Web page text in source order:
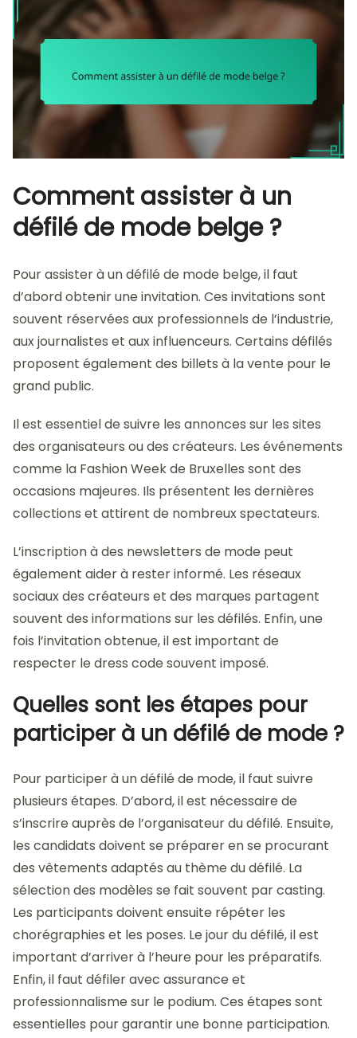
Comment assister à un
défilé de mode belge ?
Pour assister à un défilé de mode belge, il faut
d’abord obtenir une invitation. Ces invitations sont
souvent réservées aux professionnels de l’industrie,
aux journalistes et aux influenceurs. Certains défilés
proposent également des billets à la vente pour le
grand public.
Il est essentiel de suivre les annonces sur les sites
des organisateurs ou des créateurs. Les événements
comme la Fashion Week de Bruxelles sont des
occasions majeures. Ils présentent les dernières
collections et attirent de nombreux spectateurs.
L’inscription à des newsletters de mode peut
également aider à rester informé. Les réseaux
sociaux des créateurs et des marques partagent
souvent des informations sur les défilés. Enfin, une
fois l’invitation obtenue, il est important de
respecter le dress code souvent imposé.
Quelles sont les étapes pour
participer à un défilé de mode ?
Pour participer à un défilé de mode, il faut suivre
plusieurs étapes. D’abord, il est nécessaire de
s’inscrire auprès de l’organisateur du défilé. Ensuite,
les candidats doivent se préparer en se procurant
des vêtements adaptés au thème du défilé. La
sélection des modèles se fait souvent par casting.
Les participants doivent ensuite répéter les
chorégraphies et les poses. Le jour du défilé, il est
important d’arriver à l’heure pour les préparatifs.
Enfin, il faut défiler avec assurance et
professionnalisme sur le podium. Ces étapes sont
essentielles pour garantir une bonne participation.